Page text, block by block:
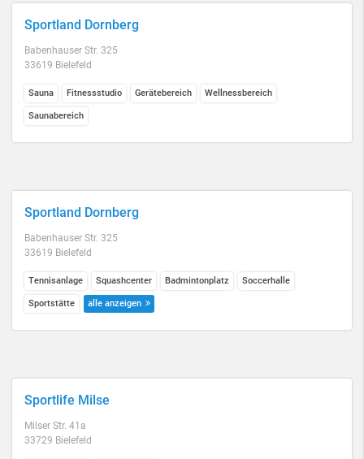
Sportland Dornberg
Babenhauser Str. 325
33619 Bielefeld
Sauna Fitnessstudio Gerätebereich Wellnessbereich
Saunabereich
Sportland Dornberg
Babenhauser Str. 325
33619 Bielefeld
Tennisanlage Squashcenter Badmintonplatz Soccerhalle
Sportstätte alle anzeigen
Sportlife Milse
Milser Str. 41a
33729 Bielefeld